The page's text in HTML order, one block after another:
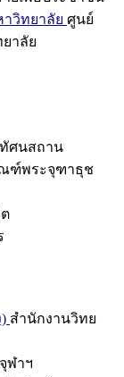
วิทยาลัย ศูนย์
าลัย
ศนสถาน
ฑ์พระจุฑาธุช
สำนักงานวิทย
ฬาฯ